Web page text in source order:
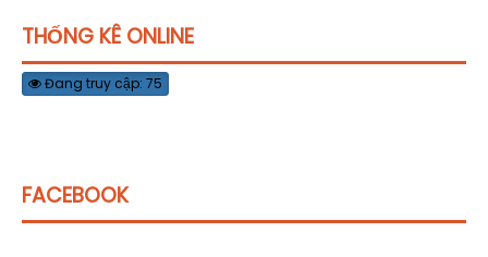
THỐNG KÊ ONLINE
Đang truy cập: 75
FACEBOOK